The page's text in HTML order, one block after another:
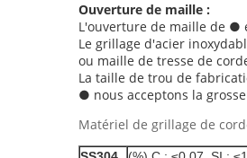
Ouverture de maille :
L'ouverture de maille de ●
Le grillage d'acier
ou maille de tresse de
La taille de trou de
● nous acceptons la
Matériel de grillage de